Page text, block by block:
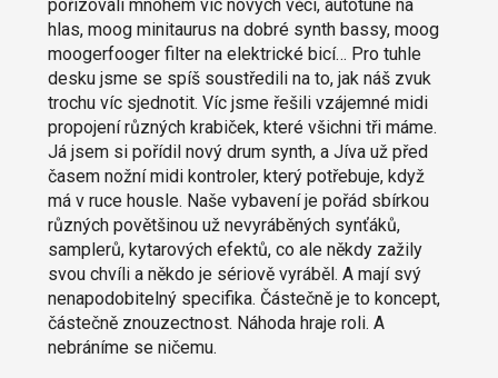
pořizovali mnohem víc nových věcí, autotune na
hlas, moog minitaurus na dobré synth bassy, moog
moogerfooger filter na elektrické bicí… Pro tuhle
desku jsme se spíš soustředili na to, jak náš zvuk
trochu víc sjednotit. Víc jsme řešili vzájemné midi
propojení různých krabiček, které všichni tři máme.
Já jsem si pořídil nový drum synth, a Jíva už před
časem nožní midi kontroler, který potřebuje, když
má v ruce housle. Naše vybavení je pořád sbírkou
různých povětšinou už nevyráběných synťáků,
samplerů, kytarových efektů, co ale někdy zažily
svou chvíli a někdo je sériově vyráběl. A mají svý
nenapodobitelný specifika. Částečně je to koncept,
částečně znouzectnost. Náhoda hraje roli. A
nebráníme se ničemu.